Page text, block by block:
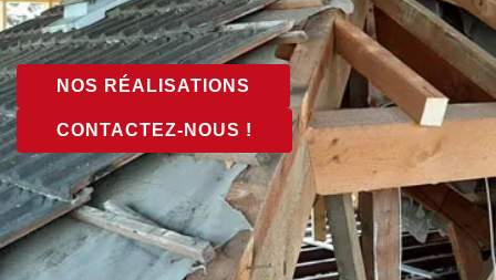
NOS RÉALISATIONS
CONTACTEZ-NOUS !